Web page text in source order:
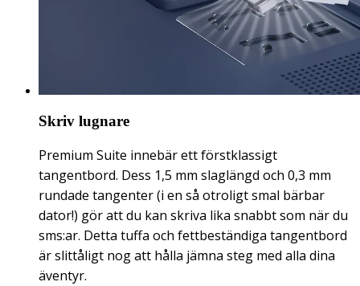
Skriv lugnare
Premium Suite innebär ett förstklassigt
tangentbord. Dess 1,5 mm slaglängd och 0,3 mm
rundade tangenter (i en så otroligt smal bärbar
dator!) gör att du kan skriva lika snabbt som när du
sms:ar. Detta tuffa och fettbeständiga tangentbord
är slittåligt nog att hålla jämna steg med alla dina
äventyr.